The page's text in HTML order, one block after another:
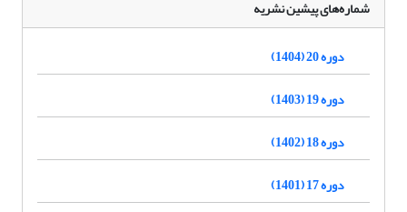
شماره‌های پیشین نشریه
دوره 20 (1404)
دوره 19 (1403)
دوره 18 (1402)
دوره 17 (1401)